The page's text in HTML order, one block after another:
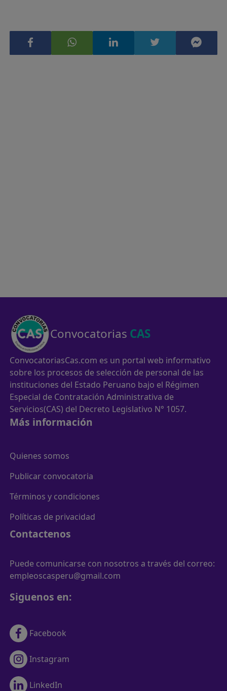
Convocatorias CAS
ConvocatoriasCas.com es un portal web informativo
sobre los procesos de selección de personal de las
instituciones del Estado Peruano bajo el Régimen
Especial de Contratación Administrativa de
Servicios(CAS) del Decreto Legislativo N° 1057.
Más información
Quienes somos
Publicar convocatoria
Términos y condiciones
Políticas de privacidad
Contactenos
Puede comunicarse con nosotros a través del correo:
empleoscasperu@gmail.com
Siguenos en:
Facebook
Instagram
LinkedIn